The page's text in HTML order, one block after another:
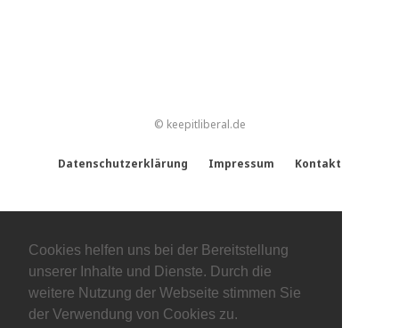
Cookies helfen uns bei der Bereitstellung
unserer Inhalte und Dienste. Durch die
weitere Nutzung der Webseite stimmen Sie
der Verwendung von Cookies zu.
© keepitliberal.de
Datenschutzerklärung Impressum Kontakt